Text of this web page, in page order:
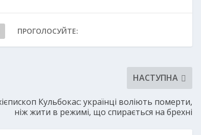
ПРОГОЛОСУЙТЕ:
НАСТУПНА
Кульбокас: українці воліють померти,
ніж жити в режимі, що спирається на брехні